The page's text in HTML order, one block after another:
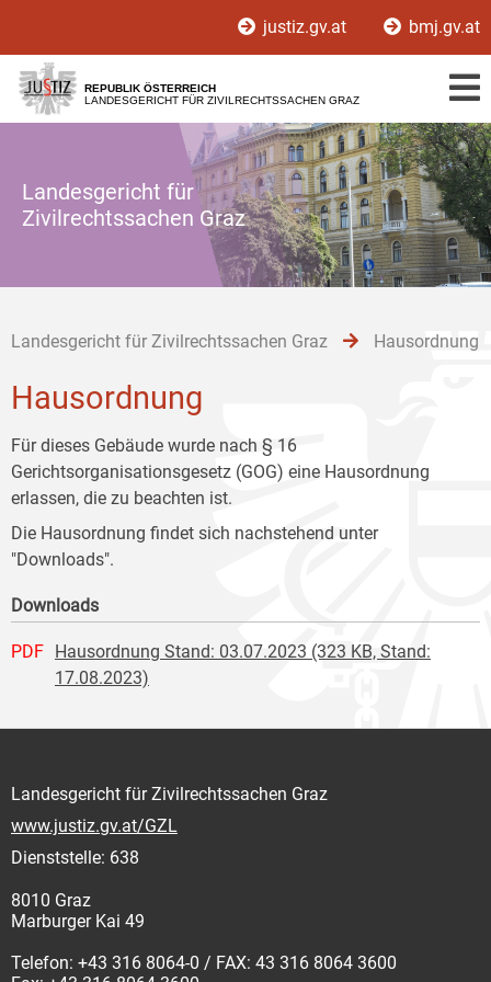
[1]
[2]
[3]
justiz.gv.at bmj.gv.at
REPUBLIK ÖSTERREICH
LANDESGERICHT FÜR ZIVILRECHTSSACHEN GRAZ
Landesgericht für
Zivilrechtssachen Graz
Landesgericht für Zivilrechtssachen Graz Hausordnung
Hausordnung
Für dieses Gebäude wurde nach § 16
Gerichtsorganisationsgesetz (GOG) eine Hausordnung
erlassen, die zu beachten ist.
Die Hausordnung findet sich nachstehend unter
"Downloads".
Downloads
PDF
Hausordnung Stand: 03.07.2023 (323 KB, Stand:
17.08.2023)
Landesgericht für Zivilrechtssachen Graz
www.justiz.gv.at/GZL
Dienststelle: 638
8010 Graz
Marburger Kai 49
Telefon: +43 316 8064-0 / FAX: 43 316 8064 3600